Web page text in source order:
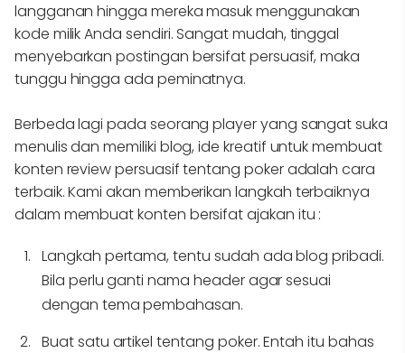
langganan hingga mereka masuk menggunakan
kode milik Anda sendiri. Sangat mudah, tinggal
menyebarkan postingan bersifat persuasif, maka
tunggu hingga ada peminatnya.
Berbeda lagi pada seorang player yang sangat suka
menulis dan memiliki blog, ide kreatif untuk membuat
konten review persuasif tentang poker adalah cara
terbaik. Kami akan memberikan langkah terbaiknya
dalam membuat konten bersifat ajakan itu :
Langkah pertama, tentu sudah ada blog pribadi.
Bila perlu ganti nama header agar sesuai
dengan tema pembahasan.
Buat satu artikel tentang poker. Entah itu bahas